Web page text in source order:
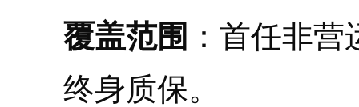
覆盖范围 ：首任非
终身质保。